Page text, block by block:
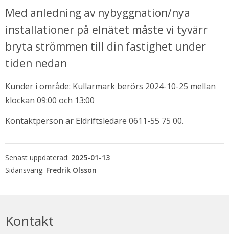
i nytt fönster.
Med anledning av nybyggnation/nya
installationer på elnätet måste vi tyvärr
bryta strömmen till din fastighet under
tiden nedan
Kunder i område: Kullarmark berörs 2024-10-25 mellan
klockan 09:00 och 13:00
Kontaktperson är Eldriftsledare 0611-55 75 00.
Senast uppdaterad: 2025-01-13
Fredrik Olsson
Kontakt